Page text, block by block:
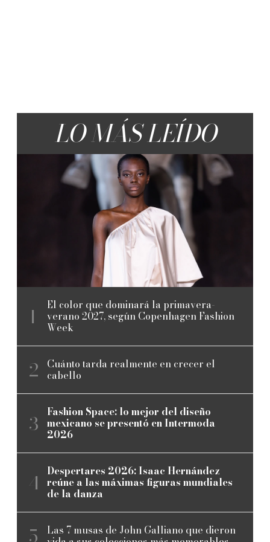
LO MÁS LEÍDO
El color que dominará la primavera-
verano 2027, según Copenhagen Fashion
Week
Cuánto tarda realmente en crecer el
cabello
Fashion Space: lo mejor del diseño
mexicano se presentó en Intermoda
2026
Despertares 2026: Isaac Hernández
reúne a las máximas figuras mundiales
de la danza
Las 7 musas de John Galliano que dieron